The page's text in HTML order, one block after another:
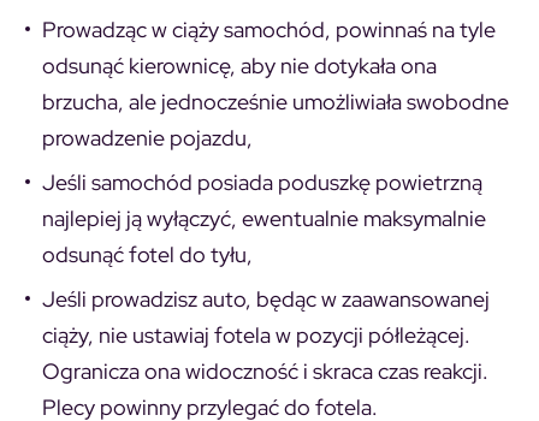
Prowadząc w ciąży samochód, powinnaś na tyle
odsunąć kierownicę, aby nie dotykała ona
brzucha, ale jednocześnie umożliwiała swobodne
prowadzenie pojazdu,
Jeśli samochód posiada poduszkę powietrzną
najlepiej ją wyłączyć, ewentualnie maksymalnie
odsunąć fotel do tyłu,
Jeśli prowadzisz auto, będąc w zaawansowanej
ciąży, nie ustawiaj fotela w pozycji półleżącej.
Ogranicza ona widoczność i skraca czas reakcji.
Plecy powinny przylegać do fotela.